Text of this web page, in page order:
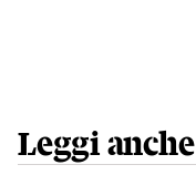
Leggi anche